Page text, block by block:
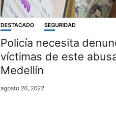
DESTACADO SEGURIDAD
Policía necesita
víctimas de este
Medellín
agosto 26, 2022